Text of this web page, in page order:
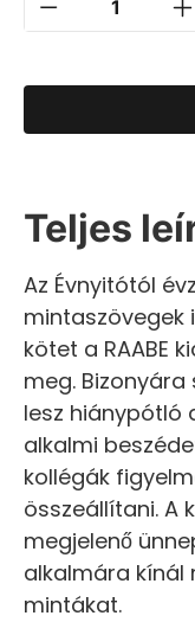
Teljes
Az Évnyitótól
mintaszövegek
kötet a RAABE
meg.
lesz hiánypótló
alkalmi
kollégák
összeállítani. A
megjelenő
alkalmára kínál
mintákat.